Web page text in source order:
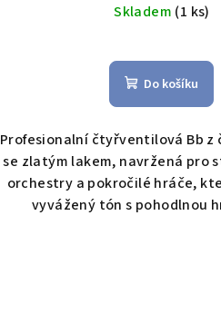
Skladem (1 ks)
Do košíku
Profesionalní čtyřventilová Bb z
se zlatým lakem, navržená pro
orchestry a pokročilé hráče,
vyvážený tón s pohodlnou